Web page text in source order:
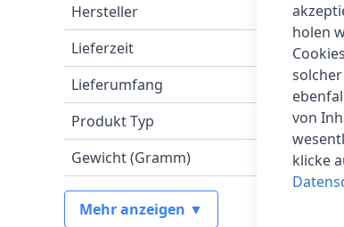
Hersteller
Lieferzeit
Lieferumfang
Produkt Typ
Gewicht (Gramm)
Mehr anzeigen ▼
holen
von
klicke